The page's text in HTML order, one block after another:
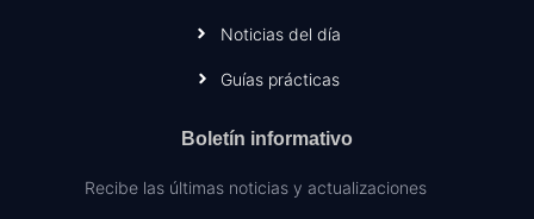
Noticias del día
Guías prácticas
Boletín informativo
Recibe las últimas noticias y actualizaciones